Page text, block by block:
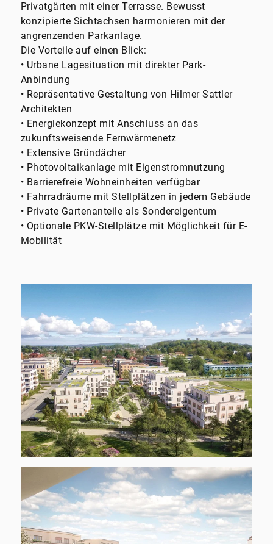
Privatgärten mit einer Terrasse. Bewusst
konzipierte Sichtachsen harmonieren mit der
angrenzenden Parkanlage.
Die Vorteile auf einen Blick:
• Urbane Lagesituation mit direkter Park-
Anbindung
• Repräsentative Gestaltung von Hilmer Sattler
Architekten
• Energiekonzept mit Anschluss an das
zukunftsweisende Fernwärmenetz
• Extensive Gründächer
• Photovoltaikanlage mit Eigenstromnutzung
• Barrierefreie Wohneinheiten verfügbar
• Fahrradräume mit Stellplätzen in jedem Gebäude
• Private Gartenanteile als Sondereigentum
• Optionale PKW-Stellplätze mit Möglichkeit für E-
Mobilität